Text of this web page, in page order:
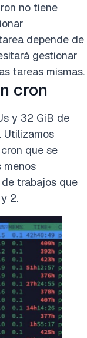
no tiene
depende de
gestionar
tareas mismas.
cron
y 32 GiB de
Utilizamos
que se
menos
trabajos que
2.